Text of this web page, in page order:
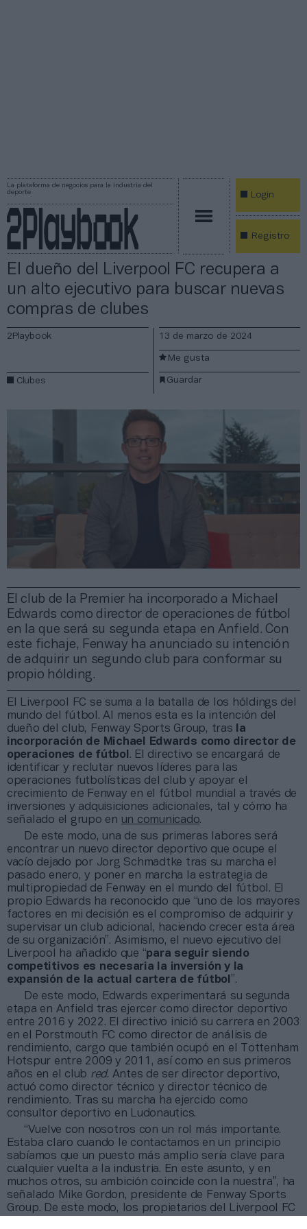
La plataforma de negocios para la industria del
deporte
Login
Registro
El dueño del Liverpool FC recupera a
un alto ejecutivo para buscar nuevas
compras de clubes
El club de la Premier ha incorporado a Michael
Edwards como director de operaciones de fútbol
en la que será su segunda etapa en Anfield. Con
este fichaje, Fenway ha anunciado su intención
de adquirir un segundo club para conformar su
propio hólding.
2Playbook
Clubes
13 de marzo de 2024
Guardar
Me gusta
El Liverpool FC se suma a la batalla de los hóldings del
mundo del fútbol. Al menos esta es la intención del
dueño del club, Fenway Sports Group, tras
la
incorporación de Michael Edwards como director de
operaciones de fútbol . El directivo se encargará de
identificar y reclutar nuevos líderes para las
operaciones futbolísticas del club y apoyar el
crecimiento de Fenway en el fútbol mundial a través de
inversiones y adquisiciones adicionales, tal y cómo ha
señalado el grupo en un comunicado.
De este modo, una de sus primeras labores será
encontrar un nuevo director deportivo que ocupe el
vacío dejado por Jorg Schmadtke tras su marcha el
pasado enero, y poner en marcha la estrategia de
multipropiedad de Fenway en el mundo del fútbol. El
propio Edwards ha reconocido que “uno de los mayores
factores en mi decisión es el compromiso de adquirir y
supervisar un club adicional, haciendo crecer esta área
de su organización”. Asimismo, el nuevo ejecutivo del
Liverpool ha añadido que “para seguir siendo
competitivos es necesaria la inversión y la
expansión de la actual cartera de fútbol ”.
De este modo, Edwards experimentará su segunda
etapa en Anfield tras ejercer como director deportivo
entre 2016 y 2022. El directivo inició su carrera en 2003
en el Porstmouth FC como director de análisis de
rendimiento, cargo que también ocupó en el Tottenham
Hotspur entre 2009 y 2011, así como en sus primeros
años en el club red. Antes de ser director deportivo,
actuó como director técnico y director técnico de
rendimiento. Tras su marcha ha ejercido como
consultor deportivo en Ludonautics.
“Vuelve con nosotros con un rol más importante.
Estaba claro cuando le contactamos en un principio
sabíamos que un puesto más amplio sería clave para
cualquier vuelta a la industria. En este asunto, y en
muchos otros, su ambición coincide con la nuestra”, ha
señalado Mike Gordon, presidente de Fenway Sports
Group. De este modo, los propietarios del Liverpool FC